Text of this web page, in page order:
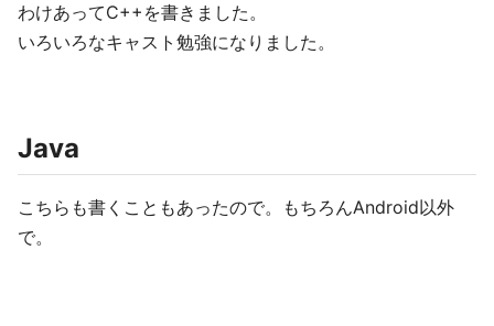
わけあってC++を書きました。
いろいろなキャスト勉強になりました。
Java
こちらも書くこともあったので。もちろんAndroid以外
で。